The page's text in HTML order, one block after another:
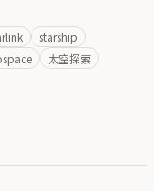
starship
太空探索